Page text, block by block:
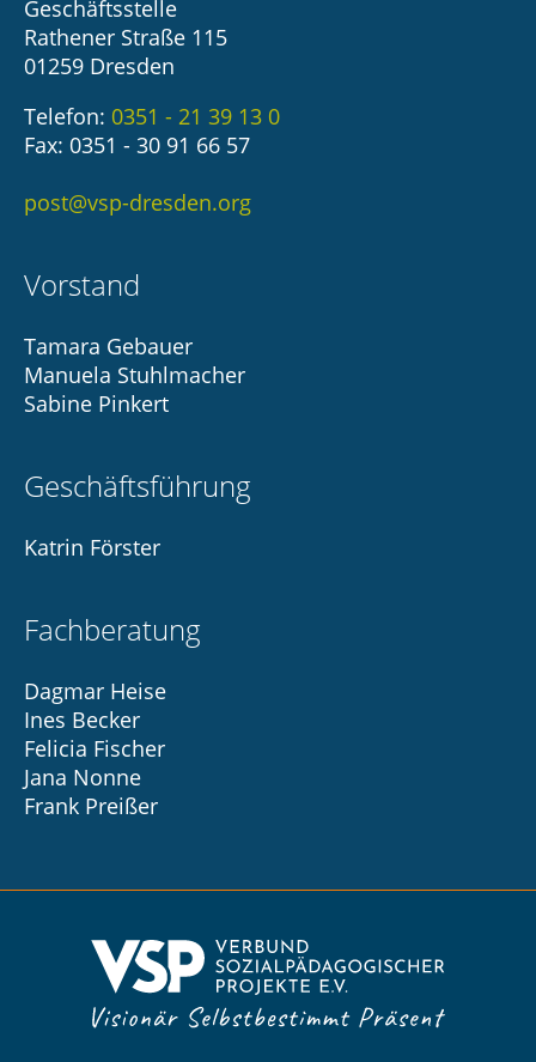
Geschäftsstelle
Rathener Straße 115
01259 Dresden
Telefon: 0351 - 21 39 13 0
Fax: 0351 - 30 91 66 57
post@vsp-dresden.org
Vorstand
Tamara Gebauer
Manuela Stuhlmacher
Sabine Pinkert
Geschäftsführung
Katrin Förster
Fachberatung
Dagmar Heise
Ines Becker
Felicia Fischer
Jana Nonne
Frank Preißer